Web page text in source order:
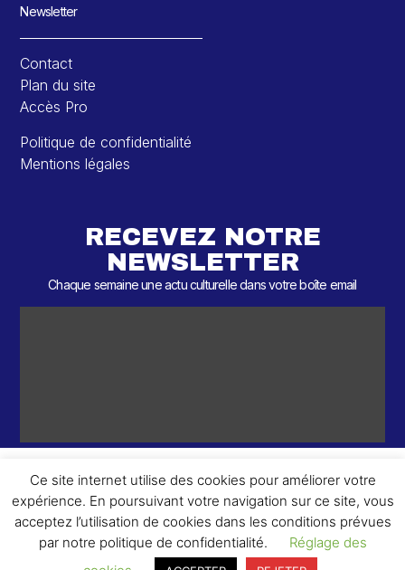
Newsletter
Contact
Plan du site
Accès Pro
Politique de confidentialité
Mentions légales
RECEVEZ NOTRE
NEWSLETTER
Chaque semaine une actu culturelle dans votre boîte email
© 2026 – 2 ème Round – Tous droits réservés.
Ce site internet utilise des cookies pour améliorer votre
expérience. En poursuivant votre navigation sur ce site, vous
acceptez l’utilisation de cookies dans les conditions prévues
par notre politique de confidentialité.
Réglage des